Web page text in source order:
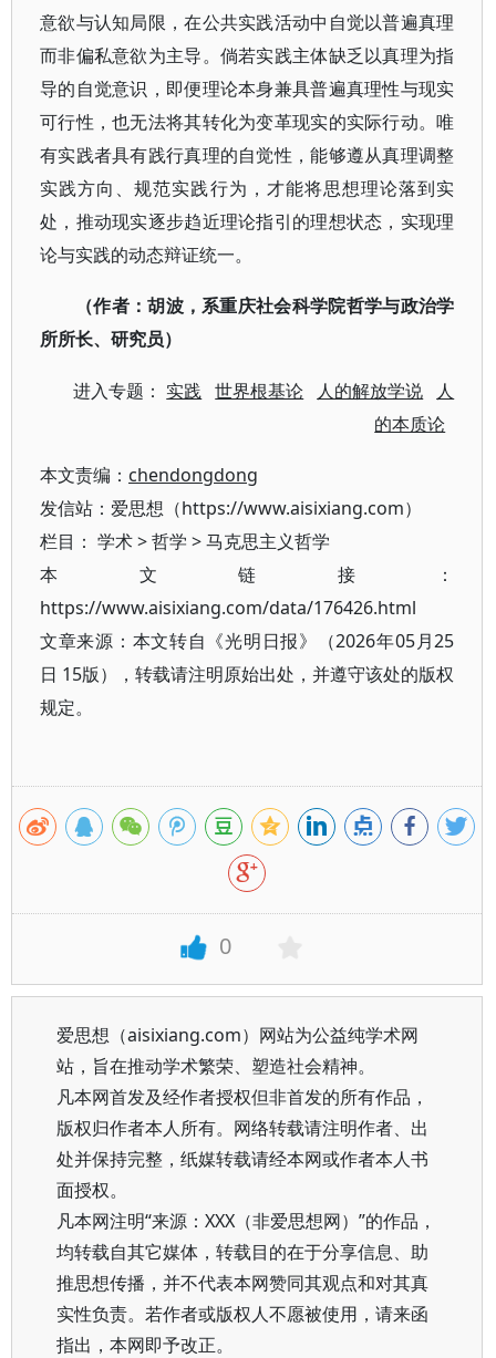
意欲与认知局限，在公共实践活动中自觉以普遍真理
而非偏私意欲为主导。倘若实践主体缺乏以真理为指
导的自觉意识，即便理论本身兼具普遍真理性与现实
可行性，也无法将其转化为变革现实的实际行动。唯
有实践者具有践行真理的自觉性，能够遵从真理调整
实践方向、规范实践行为，才能将思想理论落到实
处，推动现实逐步趋近理论指引的理想状态，实现理
论与实践的动态辩证统一。
（作者：胡波，系重庆社会科学院哲学与政治学
所所长、研究员）
进入专题： 实践 世界根基论 人的解放学说
人
的本质论
本文责编： chendongdong
发信站：爱思想（https://www.aisixiang.com）
栏目： 学术>哲学 >马克思主义哲学
本文链接：
https://www.aisixiang.com/data/176426.html
文章来源：本文转自《光明日报》（2026年05月25
日 15版），转载请注明原始出处，并遵守该处的版权
规定。
0
爱思想（aisixiang.com）网站为公益纯学术网
站，旨在推动学术繁荣、塑造社会精神。
凡本网首发及经作者授权但非首发的所有作品，
版权归作者本人所有。网络转载请注明作者、出
处并保持完整，纸媒转载请经本网或作者本人书
面授权。
凡本网注明“来源：XXX（非爱思想网）”的作品，
均转载自其它媒体，转载目的在于分享信息、助
推思想传播，并不代表本网赞同其观点和对其真
实性负责。若作者或版权人不愿被使用，请来函
指出，本网即予改正。